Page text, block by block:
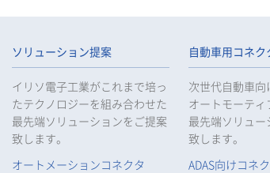
ソリューション提案
イリソ電子工業がこれまで培っ
たテクノロジーを組み合わせた
最先端ソリューションをご提案
致します。
オートメーションコネクタ
自動車用コネク
次世代自動車向
オートモーティ
最先端ソリュ
致します。
ADAS向けコネ